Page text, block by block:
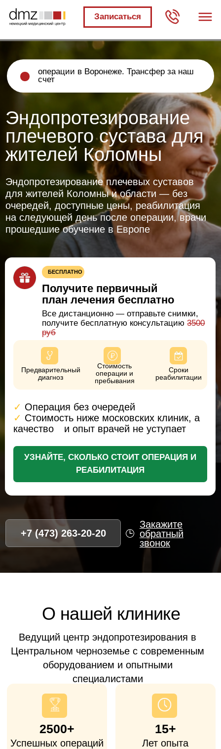
Записаться
Эндопротезирование
плечевого сустава для
жителей Коломны
операции в Воронеже. Трансфер за наш
БЕСПЛАТНО
Получите первичный
план лечения бесплатно
Все дистанционно — отправьте снимки,
получите бесплатную консультацию3500
диагноз
операции и
пребывания
Операция без очередей
Стоимость ниже московских клиник, а
УЗНАЙТЕ, СКОЛЬКО СТОИТ ОПЕРАЦИЯ И
РЕАБИЛИТАЦИЯ
Эндопротезирование плечевых суставов
для жителей Коломны и области — без
очередей, доступные цены, реабилитация
на следующей день после операции, врачи
прошедшие обучение в Европе
+7 (473) 263-20-20
Закажите
обратный
звонок
О нашей клинике
Ведущий центр эндопротезирования в
Центральном черноземье с современным
оборудованием и опытными
Лет опыта
15+
Успешных операций
2500+
Преимущества НМЦ
для жителей
Коломны
Коломны, которыеустали ждать квоту
ищут альтернативу дорогим
столичным клиникам
показана при артрозе, последствиях
травм и других заболеваний, когда
консервативное лечение уже не помогает
и сустав ограничивает движения и